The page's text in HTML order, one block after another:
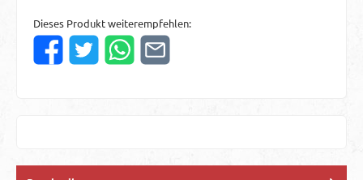
Dieses Produkt weiterempfehlen: